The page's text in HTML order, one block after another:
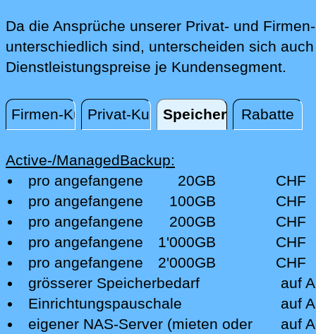
Da die Ansprüche unserer Privat- und
unterschiedlich sind, unterscheiden sich
Dienstleistungspreise je Kundensegment.
Firmen-KundenPrivat-KundenSpeicherplatzRabatte
Speicherplatz
Active-/ManagedBackup:
pro angefangene
20GB
CHF
pro angefangene
100GB
CHF
pro angefangene
200GB
CHF
pro angefangene
1'000GB
CHF
pro angefangene
2'000GB
CHF
grösserer Speicherbedarf
auf
Einrichtungspauschale
auf
eigener NAS-Server (mieten oder
auf